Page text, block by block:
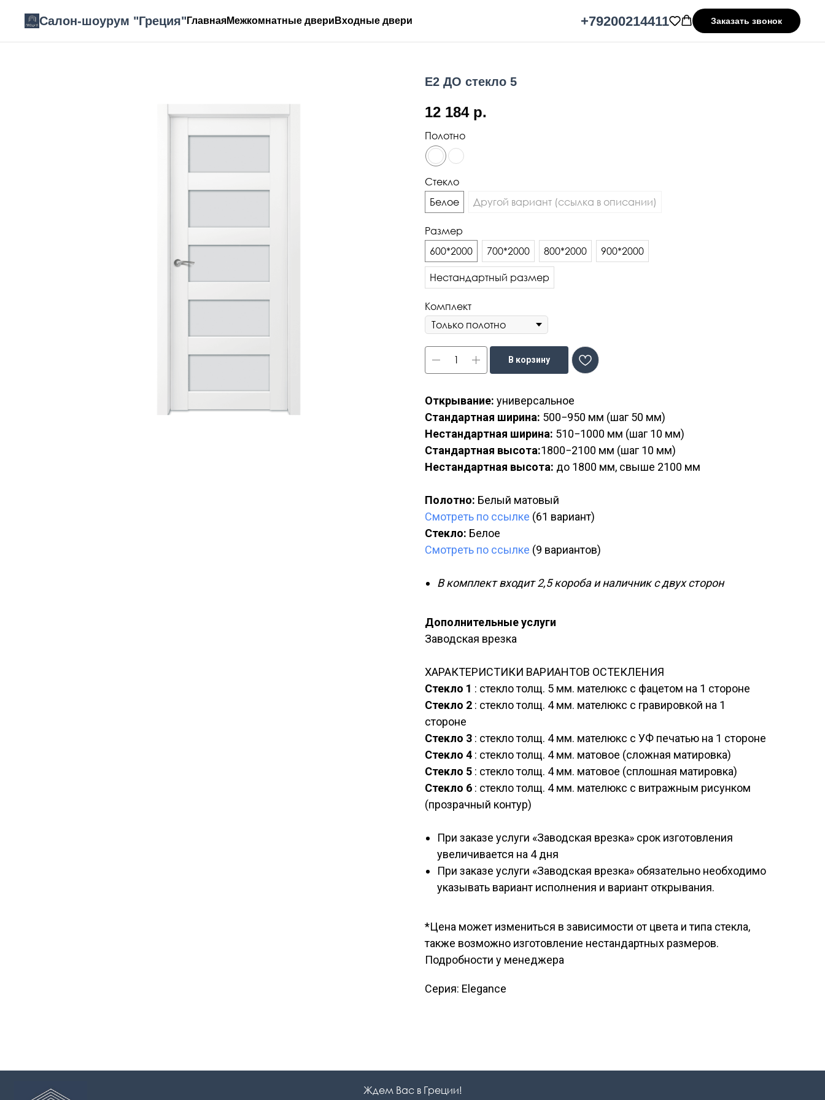
Салон-шоурум "Греция"ГлавнаяМежкомнатные двери Входные двери +79200214411 Заказать звонок
E2 ДО стекло 5
12 184 р.
Полотно
Стекло
Белое
Другой вариант (ссылка в описании)
Размер
600*2000
700*2000 800*2000 900*2000
Нестандартный размер
Комплект
В корзину
Открывание: универсальное
Стандартная ширина: 500−950 мм (шаг 50 мм)
Нестандартная ширина: 510−1000 мм (шаг 10 мм)
Стандартная высота:1800−2100 мм (шаг 10 мм)
Нестандартная высота: до 1800 мм, свыше 2100 мм
Полотно: Белый матовый
Смотреть по ссылке (61 вариант)
Стекло: Белое
Смотреть по ссылке (9 вариантов)
В комплект входит 2,5 короба и наличник с двух сторон
Дополнительные услуги
Заводская врезка
ХАРАКТЕРИСТИКИ ВАРИАНТОВ ОСТЕКЛЕНИЯ
Стекло 1 : стекло толщ. 5 мм. мателюкс с фацетом на 1 стороне
Стекло 2 : стекло толщ. 4 мм. мателюкс с гравировкой на 1
стороне
Стекло 3 : стекло толщ. 4 мм. мателюкс с УФ печатью на 1 стороне
Стекло 4 : стекло толщ. 4 мм. матовое (сложная матировка)
Стекло 5 : стекло толщ. 4 мм. матовое (сплошная матировка)
Стекло 6 : стекло толщ. 4 мм. мателюкс с витражным рисунком
(прозрачный контур)
При заказе услуги «Заводская врезка» срок изготовления
увеличивается на 4 дня
При заказе услуги «Заводская врезка» обязательно необходимо
указывать вариант исполнения и вариант открывания.
*Цена может измениться в зависимости от цвета и типа стекла,
также возможно изготовление нестандартных размеров.
Подробности у менеджера
Серия: Elegance
Ждем Вас в Греции!